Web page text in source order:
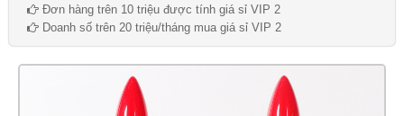
Đơn hàng trên 10 triệu được tính giá sỉ VIP 2
Doanh số trên 20 triệu/tháng mua giá sỉ VIP 2